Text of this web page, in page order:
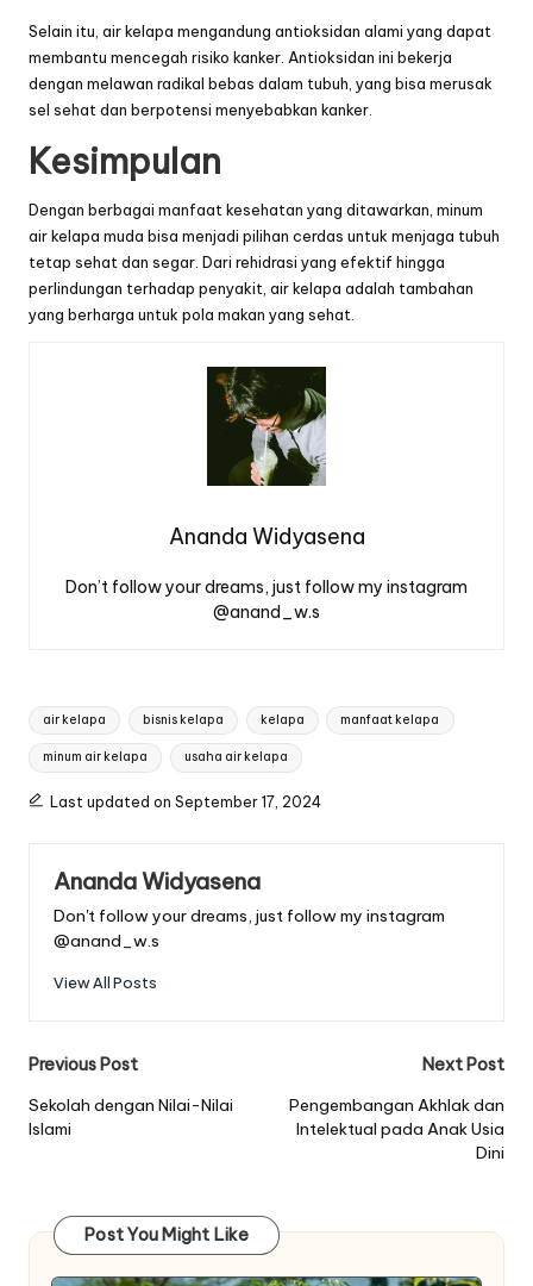
Selain itu, air kelapa mengandung antioksidan alami yang dapat
membantu mencegah risiko kanker. Antioksidan ini bekerja
dengan melawan radikal bebas dalam tubuh, yang bisa merusak
sel sehat dan berpotensi menyebabkan kanker.
Kesimpulan
Dengan berbagai manfaat kesehatan yang ditawarkan, minum
airkelapa muda bisa menjadi pilihan cerdas untuk menjaga tubuh
tetap sehat dan segar. Dari rehidrasi yang efektif hingga
perlindungan terhadap penyakit, air kelapa adalah tambahan
yang berharga untuk pola makan yang sehat.
Ananda Widyasena
Don’t follow your dreams, just follow my instagram
@anand_w.s
Tags:
air kelapa bisnis kelapa kelapa manfaat kelapa
minum air kelapa usaha air kelapa
Last updated on September 17, 2024
Ananda Widyasena
Don't follow your dreams, just follow my instagram
@anand_w.s
View All Posts
Post
navigation
Previous Post
Sekolah dengan Nilai-Nilai
Islami
Next Post
Pengembangan Akhlak dan
Intelektual pada Anak Usia
Dini
Post You Might Like